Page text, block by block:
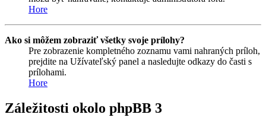
Hore
Ako si môžem zobraziť všetky svoje prílohy?
Pre zobrazenie kompletného zoznamu vami nahraných príloh,
prejdite na Užívateľský panel a nasledujte odkazy do časti s
prílohami.
Hore
Záležitosti okolo phpBB 3